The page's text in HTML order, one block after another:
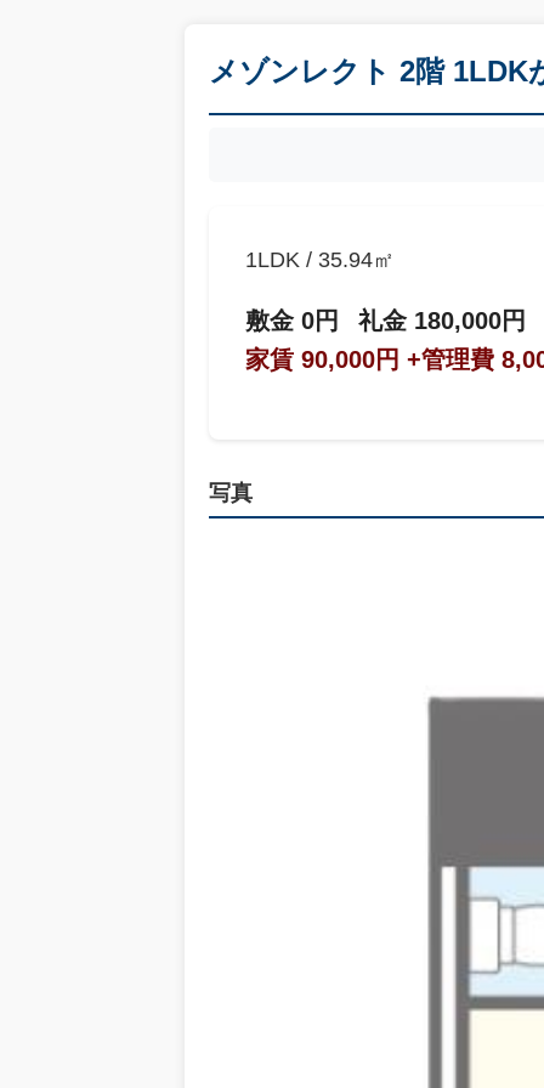
メゾンレクト 2階 1LDK
1LDK / 35.94㎡
敷金 0円
礼金 180,000円
家賃 90,000円 +管理費
写真